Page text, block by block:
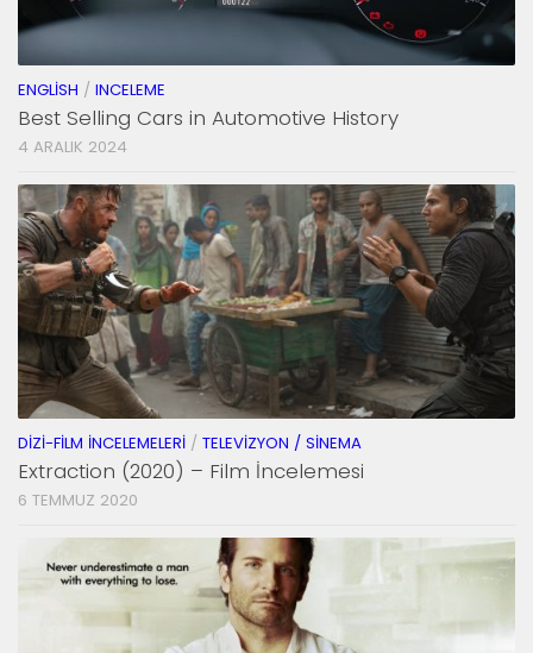
ENGLISH / INCELEME
Best Selling Cars in Automotive History
4 ARALIK 2024
DIZI-FILM İNCELEMELERI / TELEVIZYON / SINEMA
Extraction (2020) – Film İncelemesi
6 TEMMUZ 2020